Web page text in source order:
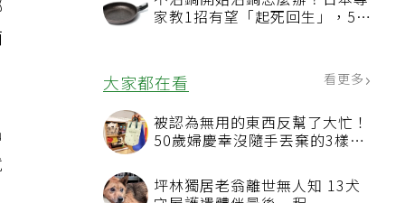
不沾鍋開始沾鍋怎麼辦？日本專
家教1招有望「起死回生」，5情
大家都在看
被認為無用的東西反幫了大忙！
50歲婦慶幸沒隨手丟棄的3樣物